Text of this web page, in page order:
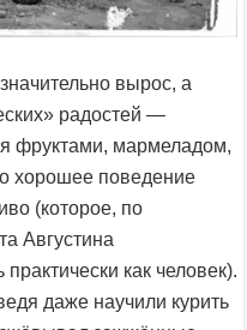
вырос, а
радостей —
фруктами, мармеладом,
хорошее поведение
(которое, по
Августина
как человек).
даже научили курить